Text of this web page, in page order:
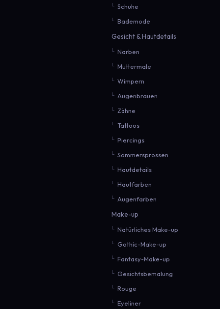
Schuhe
Bademode
Gesicht & Hautdetails
Narben
Muttermale
Wimpern
Augenbrauen
Zähne
Tattoos
Piercings
Sommersprossen
Hautdetails
Hautfarben
Augenfarben
Make-up
Natürliches Make-up
Gothic-Make-up
Fantasy-Make-up
Gesichtsbemalung
Rouge
Eyeliner